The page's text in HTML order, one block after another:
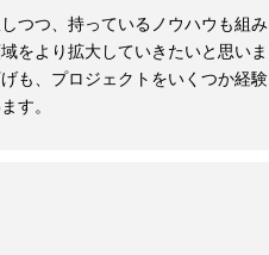
つつ、持っているノウハウも組み
をより拡大していきたいと思いま
も、プロジェクトをいくつか経験
す。